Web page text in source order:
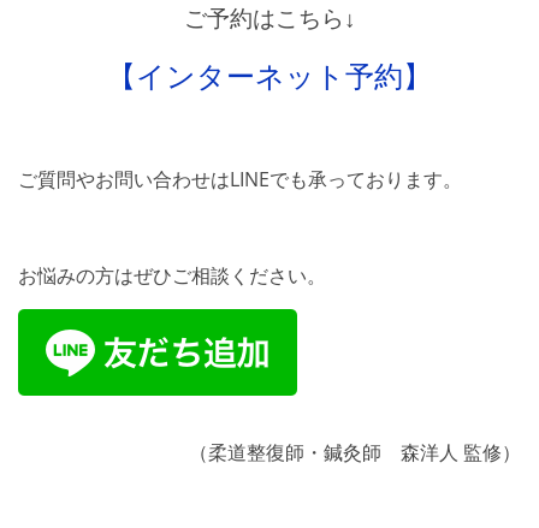
ご予約はこちら↓
【インターネット予約】
ご質問やお問い合わせはLINEでも承っております。
お悩みの方はぜひご相談ください。
（柔道整復師・鍼灸師 森洋人 監修）